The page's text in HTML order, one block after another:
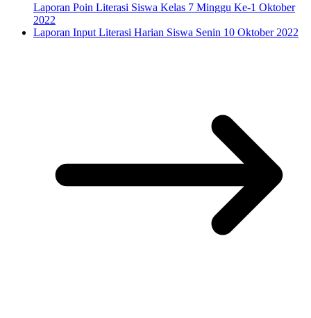
Laporan Poin Literasi Siswa Kelas 7 Minggu Ke-1 Oktober
2022
Laporan Input Literasi Harian Siswa Senin 10 Oktober 2022